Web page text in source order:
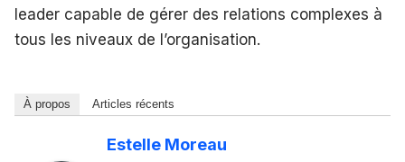
leader capable de gérer des relations complexes à
tous les niveaux de l’organisation.
À propos Articles récents
Estelle Moreau